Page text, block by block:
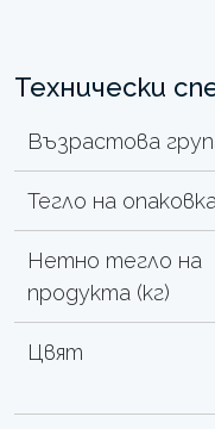
Технически
Възрастова
Тегло на
Нетно тегло на
продукта (кг)
Цвят